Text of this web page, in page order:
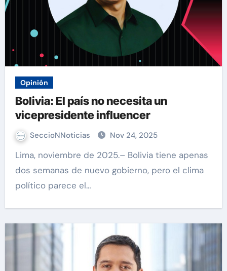
Opinión
Bolivia: El país no necesita un
vicepresidente influencer
SeccioNNoticias Nov 24, 2025
Lima, noviembre de 2025.– Bolivia tiene apenas
dos semanas de nuevo gobierno, pero el clima
político parece el…